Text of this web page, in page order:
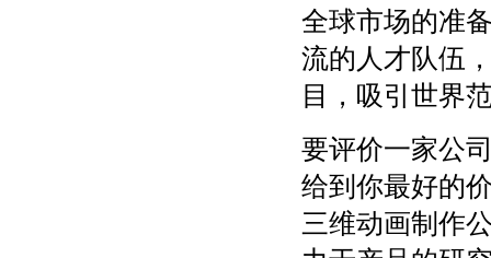
全球市场的准
流的人才队伍
目，吸引世界
要评价一家公
给到你最好的
三维动画制作